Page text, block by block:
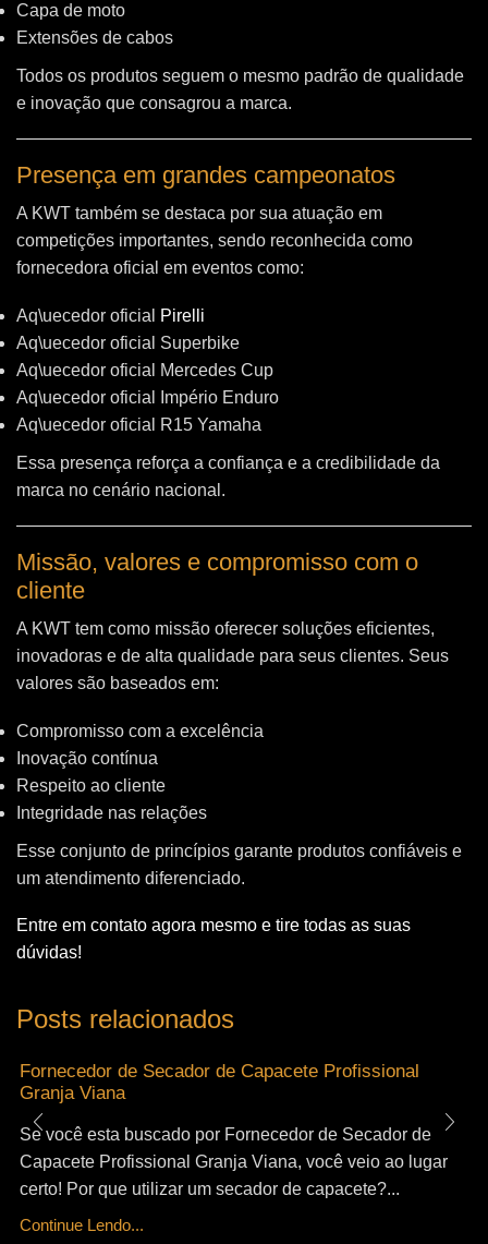
Capa de moto
Extensões de cabos
Todos os produtos seguem o mesmo padrão de qualidade
e inovação que consagrou a marca.
Presença em grandes campeonatos
A KWT também se destaca por sua atuação em
competições importantes, sendo reconhecida como
fornecedora oficial em eventos como:
Aq\uecedor oficial
Pirelli
Aq\uecedor oficial Superbike
Aq\uecedor oficial Mercedes Cup
Aq\uecedor oficial Império Enduro
Aq\uecedor oficial R15 Yamaha
Essa presença reforça a confiança e a credibilidade da
marca no cenário nacional.
Missão, valores e compromisso com o
cliente
A KWT tem como missão oferecer soluções eficientes,
inovadoras e de alta qualidade para seus clientes. Seus
valores são baseados em:
Compromisso com a excelência
Inovação contínua
Respeito ao cliente
Integridade nas relações
Esse conjunto de princípios garante produtos confiáveis e
um atendimento diferenciado.
Entre em contato agora mesmo e tire todas as suas
dúvidas!
Posts relacionados
Fornecedor de Secador de Capacete Profissional
Granja Viana
Se você esta buscado por Fornecedor de Secador de
Capacete Profissional Granja Viana, você veio ao lugar
certo! Por que utilizar um secador de capacete?...
Continue Lendo...